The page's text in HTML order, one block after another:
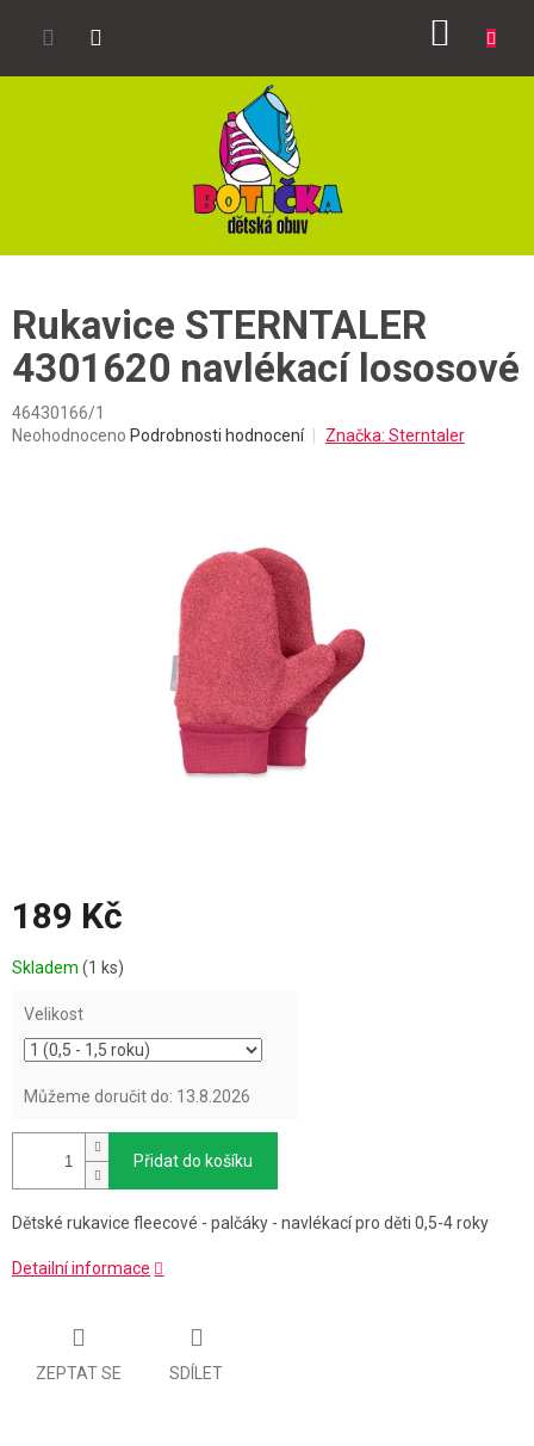
Rukavice STERNTALER
4301620 navlékací lososové
46430166/1
Průměrné
Neohodnoceno Podrobnosti hodnocení Značka: Sterntaler
189 Kč
cena:
Skladem (1 ks)
Velikost
Můžeme doručit do: 13.8.2026
Přidat do košíku
Dětské rukavice fleecové - palčáky - navlékací pro děti 0,5-4 roky
Detailní informace
ZEPTAT SE SDÍLET